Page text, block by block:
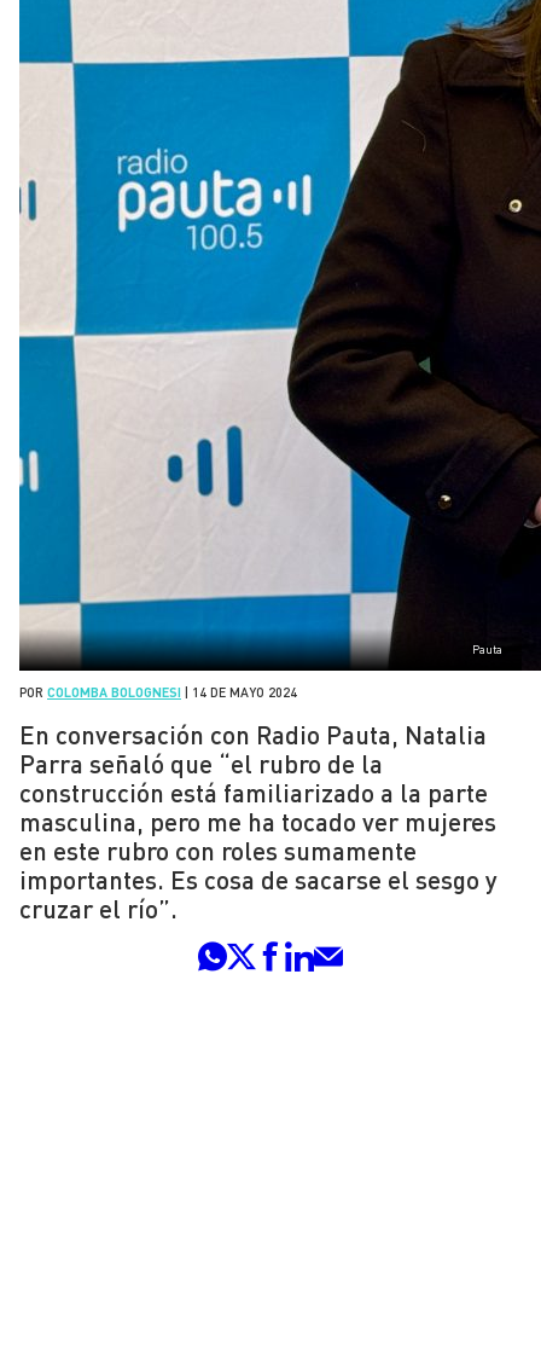
Pauta
POR COLOMBA BOLOGNESI 14 DE MAYO 2024
En conversación con Radio Pauta, Natalia
Parra señaló que “el rubro de la
construcción está familiarizado a la parte
masculina, pero me ha tocado ver mujeres
en este rubro con roles sumamente
importantes. Es cosa de sacarse el sesgo y
cruzar el río”.